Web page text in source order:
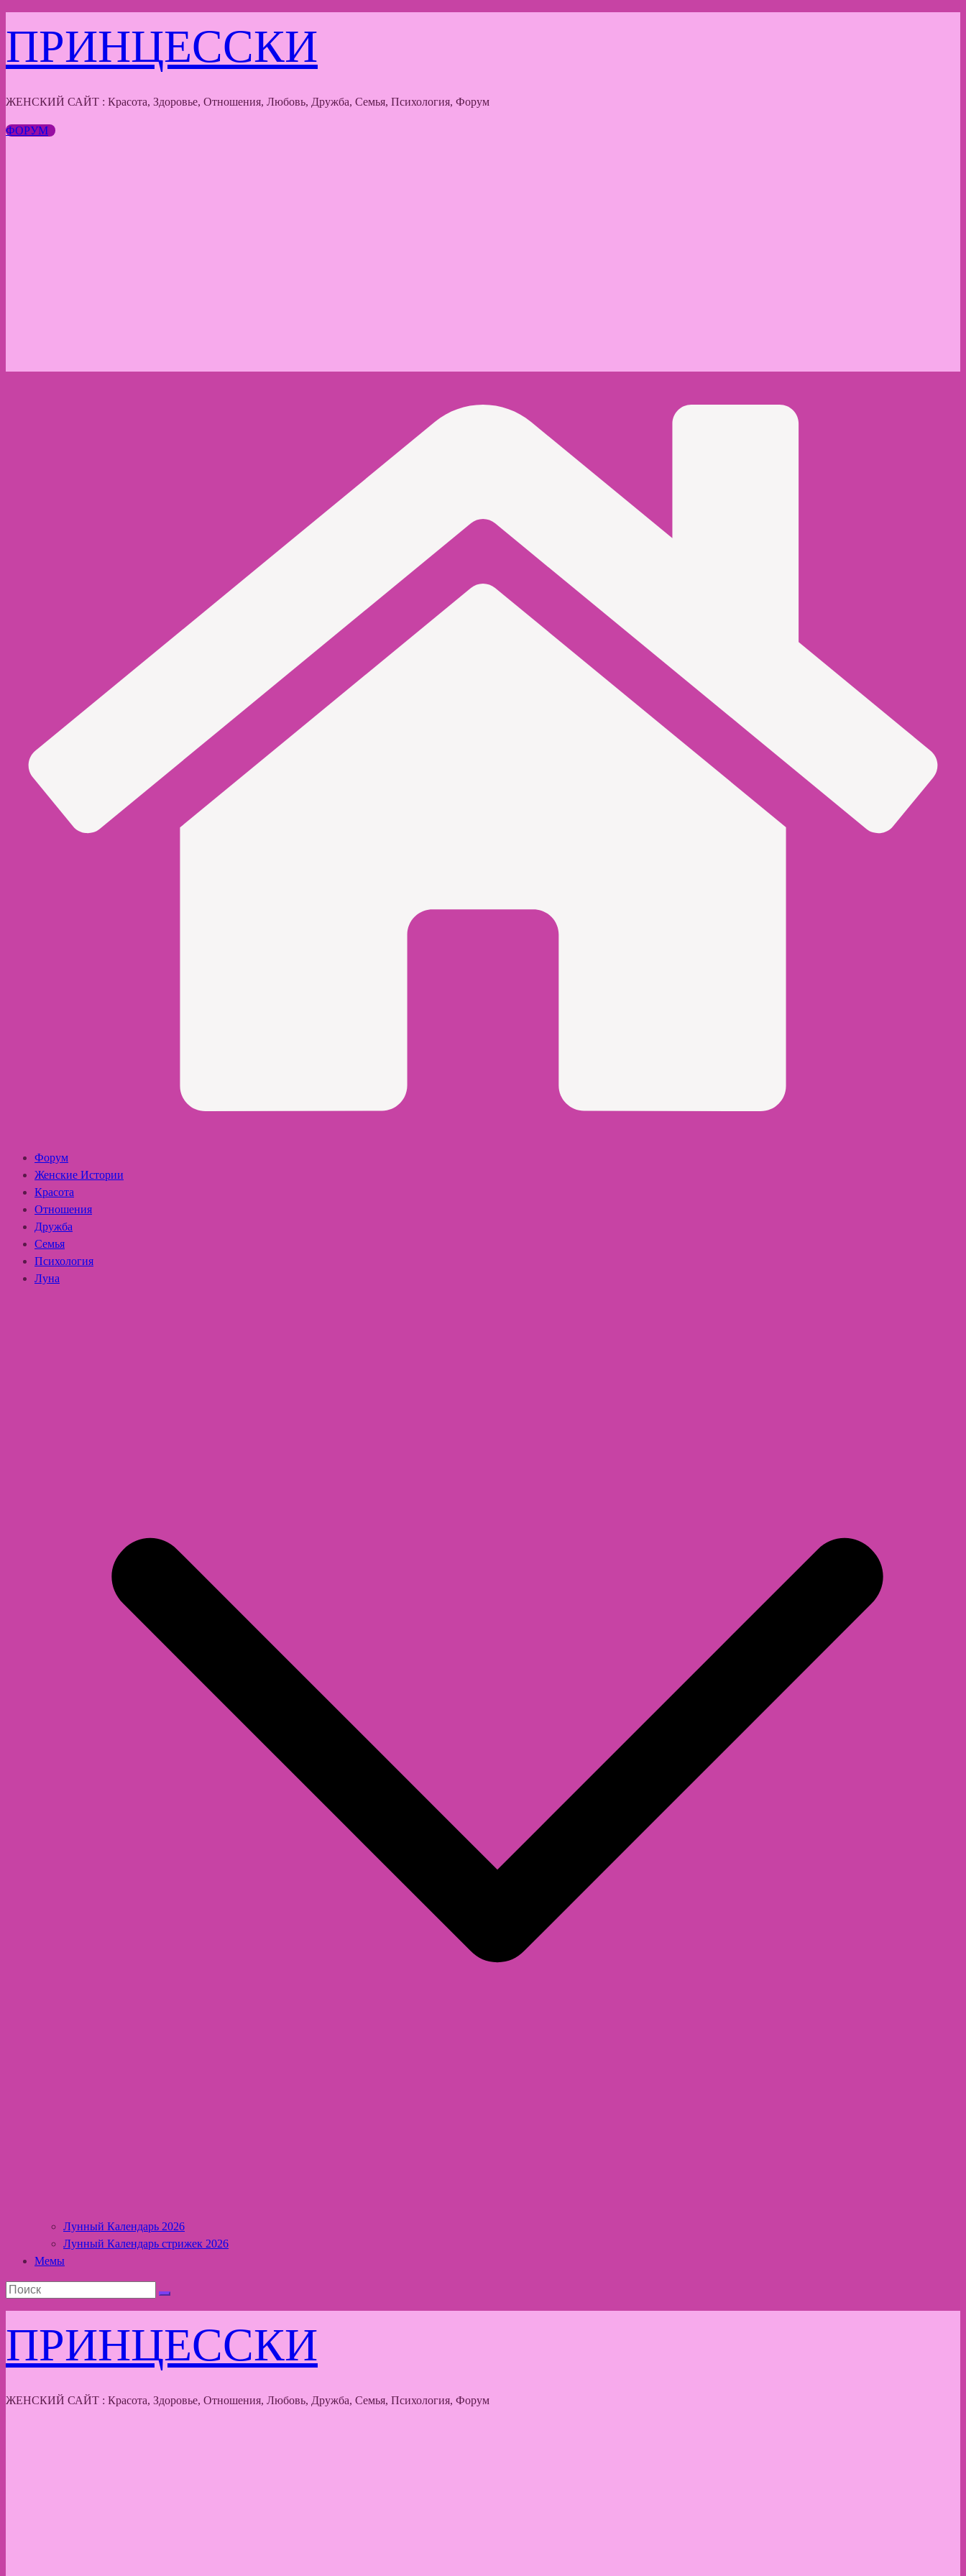
к
содержимому
ПРИНЦЕССКИ
ЖЕНСКИЙ САЙТ : Красота, Здоровье, Отношения, Любовь, Дружба, Семья, Психология, Форум
ФОРУМ
Форум
Женские Истории
Красота
Отношения
Дружба
Семья
Психология
Луна
Лунный Календарь 2026
Лунный Календарь стрижек 2026
Мемы
ПРИНЦЕССКИ
ЖЕНСКИЙ САЙТ : Красота, Здоровье, Отношения, Любовь, Дружба, Семья, Психология, Форум